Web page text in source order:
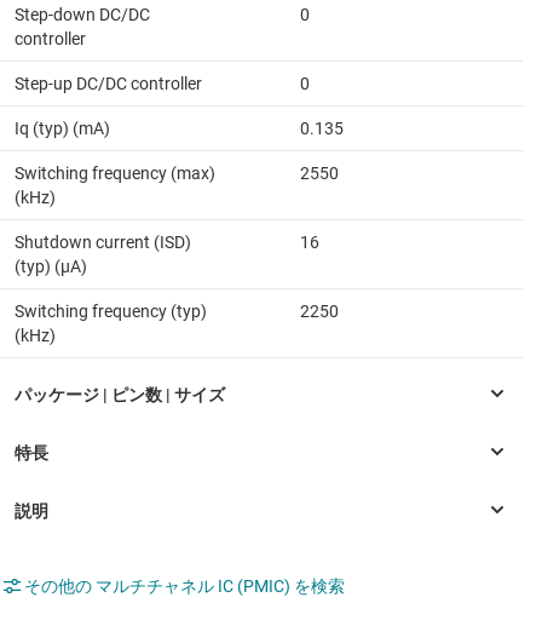
Step-down DC/DC
controller
0
Step-up DC/DC controller 0
Iq (typ) (mA) 0.135
Switching frequency (max)
(kHz)
2550
Shutdown current (ISD)
(typ) (µA)
16
Switching frequency (typ)
(kHz)
2250
その他の マルチチャネル IC (PMIC) を検索